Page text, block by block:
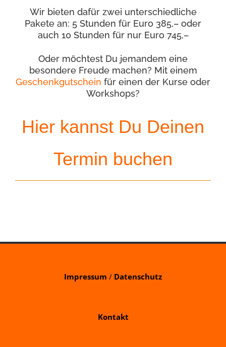
Wir bieten dafür zwei unterschiedliche
Pakete an: 5 Stunden für Euro 385,– oder
auch 10 Stunden für nur Euro 745,–
Oder möchtest Du jemandem eine
besondere Freude machen? Mit einem
Geschenkgutschein für einen der Kurse oder
Workshops?
Hier kannst Du Deinen
Termin buchen
Impressum / Datenschutz
Kontakt